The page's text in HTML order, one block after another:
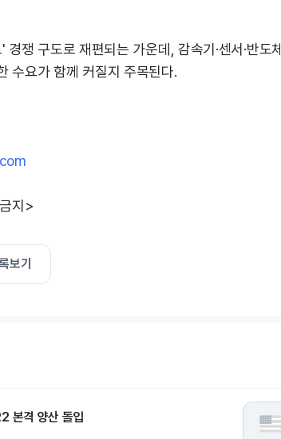
쟁 구도로 재편되는 가운데, 감속기·센서·반도체
수요가 함께 커질지 주목된다.
지>
보기
본격 양산 돌입